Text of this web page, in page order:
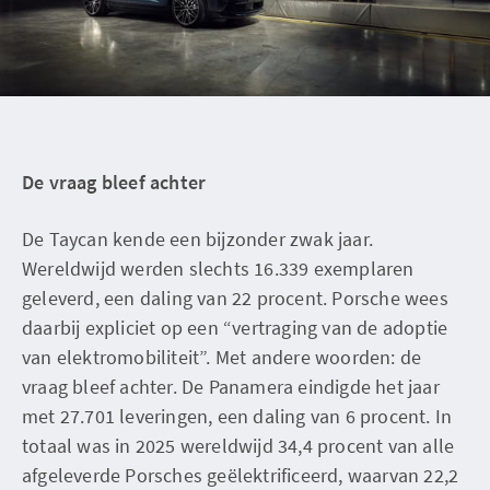
De vraag bleef achter
De Taycan kende een bijzonder zwak jaar.
Wereldwijd werden slechts 16.339 exemplaren
geleverd, een daling van 22 procent. Porsche wees
daarbij expliciet op een “vertraging van de adoptie
van elektromobiliteit”. Met andere woorden: de
vraag bleef achter. De Panamera eindigde het jaar
met 27.701 leveringen, een daling van 6 procent. In
totaal was in 2025 wereldwijd 34,4 procent van alle
afgeleverde Porsches geëlektrificeerd, waarvan 22,2